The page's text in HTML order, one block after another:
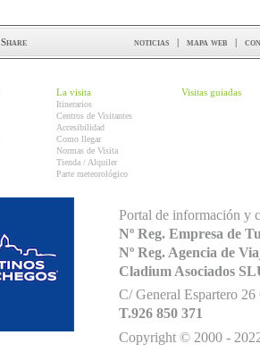
noticias | mapa web |
La visita
Itinerarios
Centros de Visitantes
Accesibilidad
Como llegar
Normas de Visita
Tienda / Alquiler
Parte meteorológico
Visitas guiadas
Portal de información y
Nº Reg. Empresa de
Nº Reg. Agencia de
Cladium Asociados
C/ General Espartero
T.926 850 371
Copyright © 2000 -